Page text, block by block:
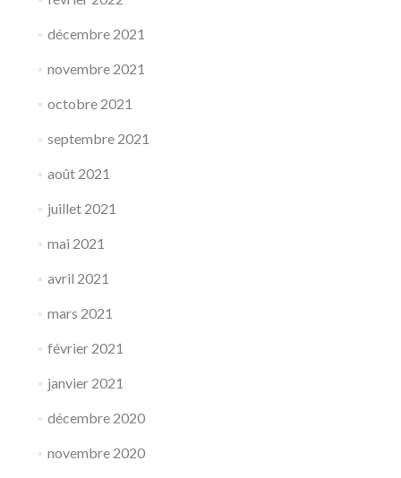
décembre 2021
novembre 2021
octobre 2021
septembre 2021
août 2021
juillet 2021
mai 2021
avril 2021
mars 2021
février 2021
janvier 2021
décembre 2020
novembre 2020